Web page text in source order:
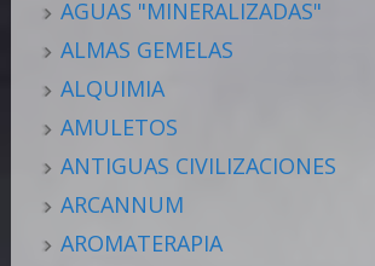
AGUAS "MINERALIZADAS"
ALMAS GEMELAS
ALQUIMIA
AMULETOS
ANTIGUAS CIVILIZACIONES
ARCANNUM
AROMATERAPIA